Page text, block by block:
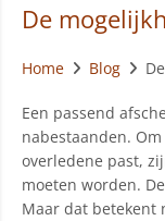
De
Home Blog
Een passend
nabestaanden.
overledene past,
moeten worden.
Maar dat betekent